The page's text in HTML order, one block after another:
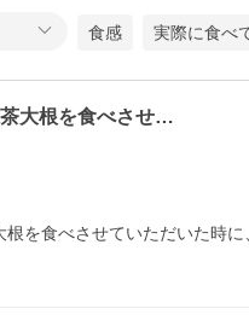
食感 実際に食べ
大根を食べさせ…
を食べさせていただいた時